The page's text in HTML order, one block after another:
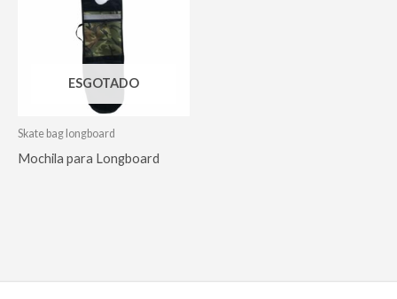
ESGOTADO
Skate bag longboard
Mochila para Longboard